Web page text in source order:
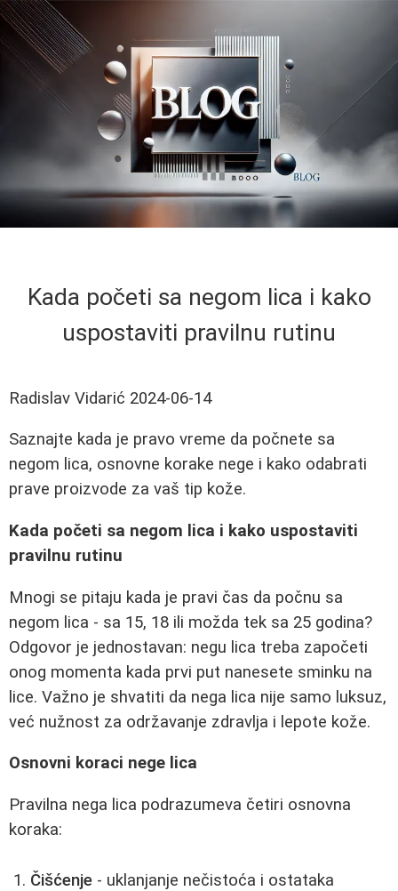
Kada početi sa negom lica i kako
uspostaviti pravilnu rutinu
Radislav Vidarić 2024-06-14
Saznajte kada je pravo vreme da počnete sa
negom lica, osnovne korake nege i kako odabrati
prave proizvode za vaš tip kože.
Kada početi sa negom lica i kako uspostaviti
pravilnu rutinu
Mnogi se pitaju kada je pravi čas da počnu sa
negom lica - sa 15, 18 ili možda tek sa 25 godina?
Odgovor je jednostavan: negu lica treba započeti
onog momenta kada prvi put nanesete sminku na
lice. Važno je shvatiti da nega lica nije samo luksuz,
već nužnost za održavanje zdravlja i lepote kože.
Osnovni koraci nege lica
Pravilna nega lica podrazumeva četiri osnovna
koraka:
Čišćenje - uklanjanje nečistoća i ostataka